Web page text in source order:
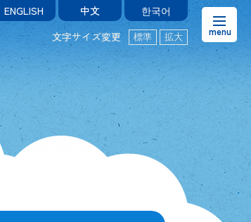
ENGLISH 中文
한국어
文字サイズ変更
標準 拡大
お知らせ
熊本市水の科学館とは
ご利用案内・アクセス＆マップ